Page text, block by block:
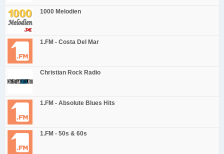
1000 Melodien
1.FM - Costa Del Mar
Christian Rock Radio
1.FM - Absolute Blues Hits
1.FM - 50s & 60s